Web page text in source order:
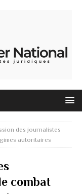
des journalistes
autoritaires
combat